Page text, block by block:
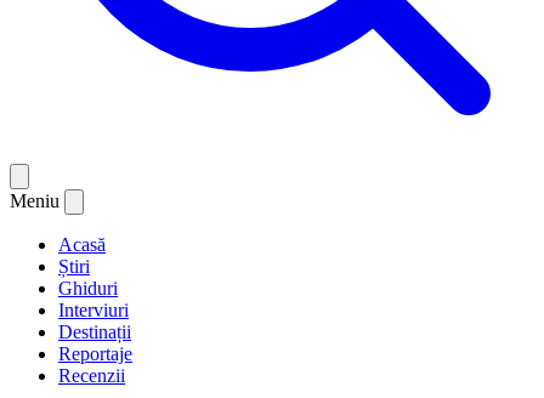
Meniu
Acasă
Știri
Ghiduri
Interviuri
Destinații
Reportaje
Recenzii